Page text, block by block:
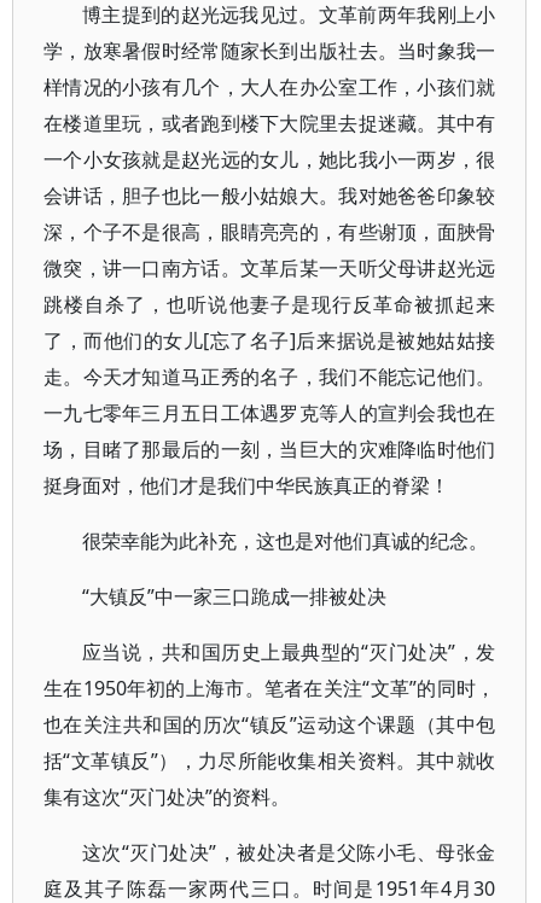
博主提到的赵光远我见过。文革前两年我刚上小
学，放寒暑假时经常随家长到出版社去。当时象我一
样情况的小孩有几个，大人在办公室工作，小孩们就
在楼道里玩，或者跑到楼下大院里去捉迷藏。其中有
一个小女孩就是赵光远的女儿，她比我小一两岁，很
会讲话，胆子也比一般小姑娘大。我对她爸爸印象较
深，个子不是很高，眼睛亮亮的，有些谢顶，面脥骨
微突，讲一口南方话。文革后某一天听父母讲赵光远
跳楼自杀了，也听说他妻子是现行反革命被抓起来
了，而他们的女儿[忘了名子]后来据说是被她姑姑接
走。今天才知道马正秀的名子，我们不能忘记他们。
一九七零年三月五日工体遇罗克等人的宣判会我也在
场，目睹了那最后的一刻，当巨大的灾难降临时他们
挺身面对，他们才是我们中华民族真正的脊梁！
很荣幸能为此补充，这也是对他们真诚的纪念。
“大镇反”中一家三口跪成一排被处决
应当说，共和国历史上最典型的“灭门处决”，发
生在1950年初的上海市。笔者在关注“文革”的同时，
也在关注共和国的历次“镇反”运动这个课题（其中包
括“文革镇反”），力尽所能收集相关资料。其中就收
集有这次“灭门处决”的资料。
这次“灭门处决”，被处决者是父陈小毛、母张金
庭及其子陈磊一家两代三口。时间是1951年4月30